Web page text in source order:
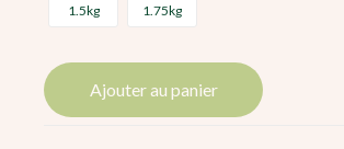
1.5kg 1.75kg
Ajouter au panier